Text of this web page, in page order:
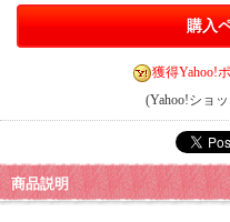
購入
獲得Yahoo!
(Yahoo!ショ
商品説明